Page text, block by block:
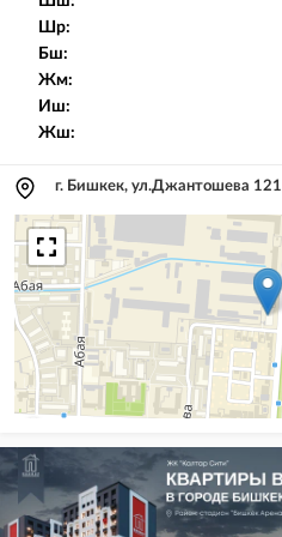
Шр:
Бш:
Жм:
Иш:
Жш:
г. Бишкек, ул.Джантошева 121